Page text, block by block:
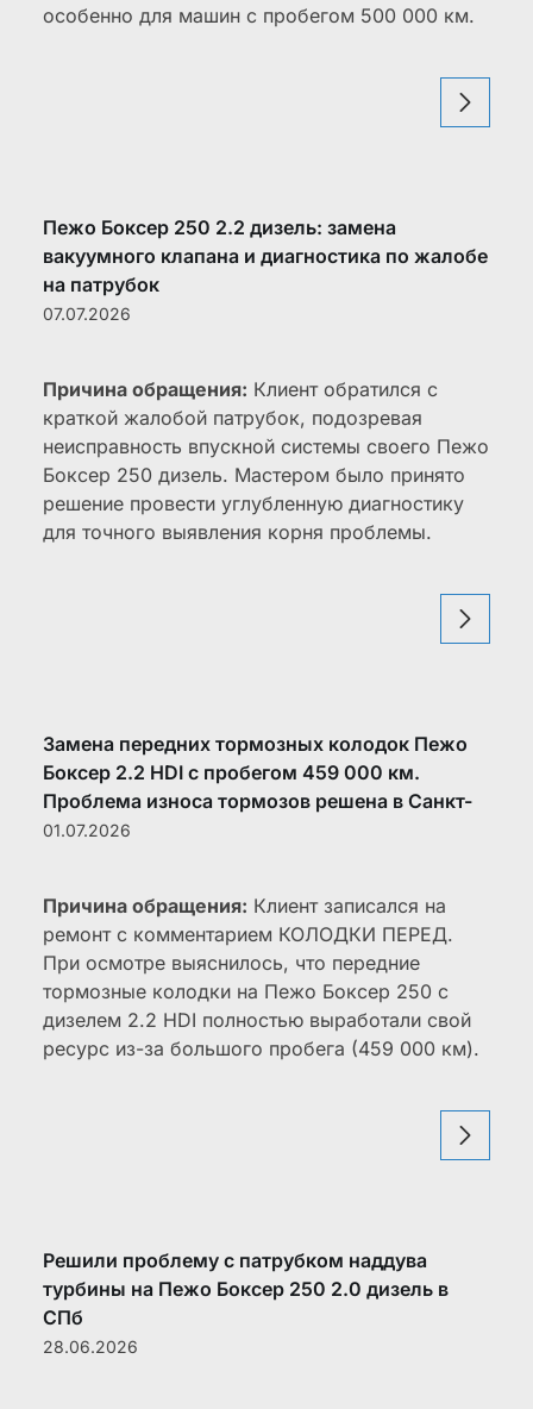
особенно для машин с пробегом 500 000 км.
Пежо Боксер 250 2.2 дизель: замена
вакуумного клапана и диагностика по жалобе
на патрубок
07.07.2026
Причина обращения: Клиент обратился с
краткой жалобой патрубок, подозревая
неисправность впускной системы своего Пежо
Боксер 250 дизель. Мастером было принято
решение провести углубленную диагностику
для точного выявления корня проблемы.
Замена передних тормозных колодок Пежо
Боксер 2.2 HDI с пробегом 459 000 км.
Проблема износа тормозов решена в Санкт-
Петербурге на Софийской.
01.07.2026
Причина обращения: Клиент записался на
ремонт с комментарием КОЛОДКИ ПЕРЕД.
При осмотре выяснилось, что передние
тормозные колодки на Пежо Боксер 250 с
дизелем 2.2 HDI полностью выработали свой
ресурс из-за большого пробега (459 000 км).
Решили проблему с патрубком наддува
турбины на Пежо Боксер 250 2.0 дизель в
СПб
28.06.2026